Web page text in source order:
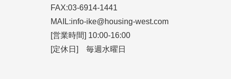
FAX:03-6914-1441
MAIL:info-ike@housing-west.com
[営業時間] 10:00-16:00
[定休日] 毎週水曜日